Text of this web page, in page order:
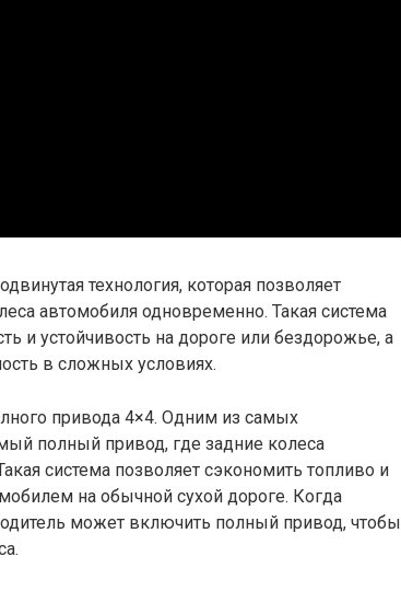
технология, которая позволяет
автомобиля одновременно. Такая система
и устойчивость на дороге или бездорожье, а
в сложных условиях.
привода 4×4. Одним из самых
полный привод, где задние колеса
система позволяет сэкономить топливо и
на обычной сухой дороге. Когда
может включить полный привод, чтобы